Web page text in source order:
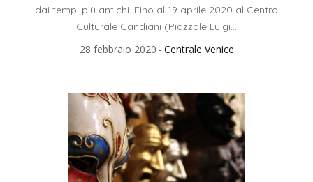
dai tempi più antichi. Fino al 19 aprile 2020 al Centro
Culturale Candiani (Piazzale Luigi...
28 febbraio 2020 Centrale Venice